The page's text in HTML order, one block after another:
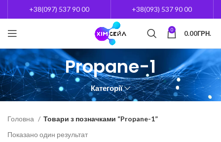
+38(097) 537 90 00 +38(093) 537 90 00
0 0.00ГРН.
Propane-1
Категорії
Головна
Товари з позначками “Propane-1”
Показано один результат